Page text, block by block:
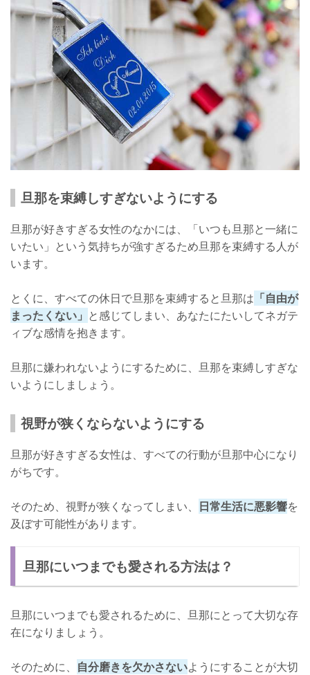
旦那を束縛しすぎないようにする
旦那が好きすぎる女性のなかには、「いつも旦那と一緒に
いたい」という気持ちが強すぎるため旦那を束縛する人が
います。
とくに、すべての休日で旦那を束縛すると旦那は 「自由が
まったくない」 と感じてしまい、あなたにたいしてネガテ
ィブな感情を抱きます。
旦那に嫌われないようにするために、旦那を束縛しすぎな
いようにしましょう。
視野が狭くならないようにする
旦那が好きすぎる女性は、すべての行動が旦那中心になり
がちです。
そのため、視野が狭くなってしまい、 日常生活に悪影響を
及ぼす可能性があります。
旦那にいつまでも愛される方法は？
旦那にいつまでも愛されるために、旦那にとって大切な存
在になりましょう。
そのために、 自分磨きを欠かさないようにすることが大切